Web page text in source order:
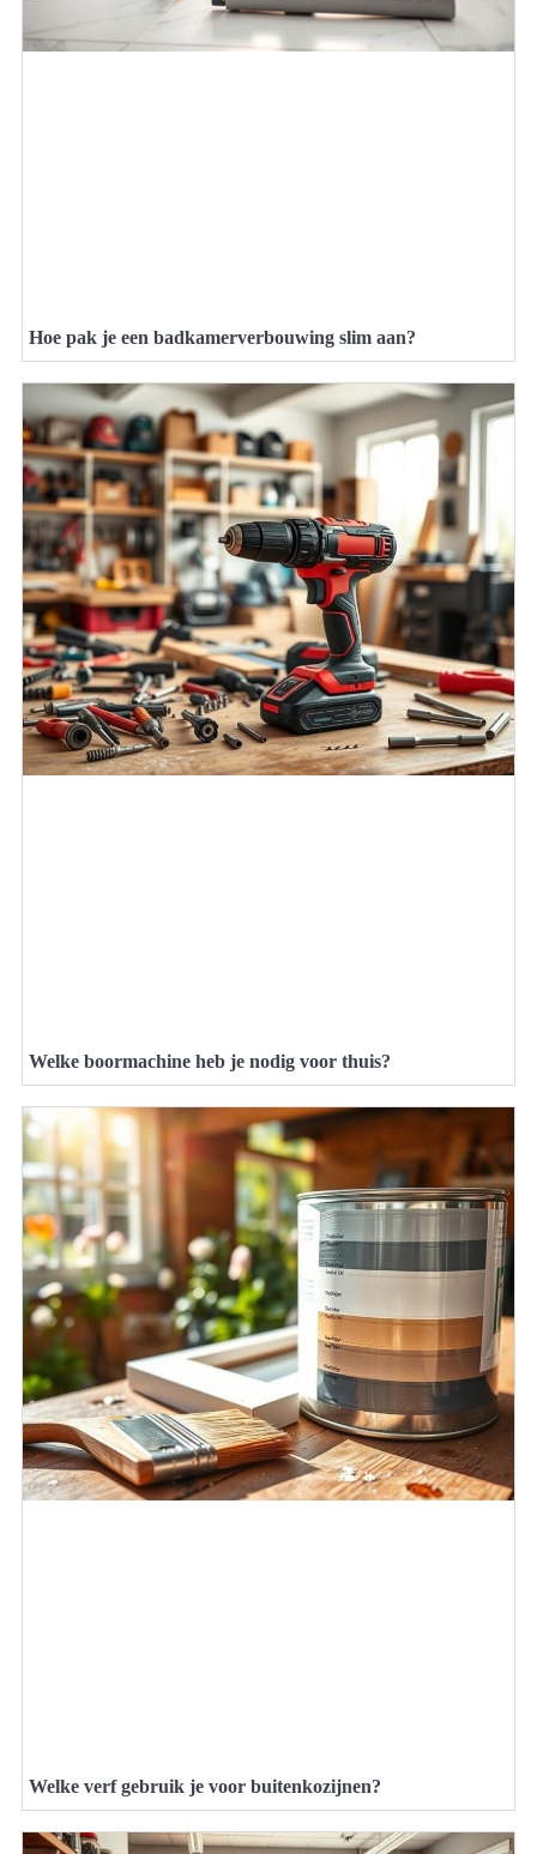
Hoe pak je een badkamerverbouwing slim aan?
Welke boormachine heb je nodig voor thuis?
Welke verf gebruik je voor buitenkozijnen?